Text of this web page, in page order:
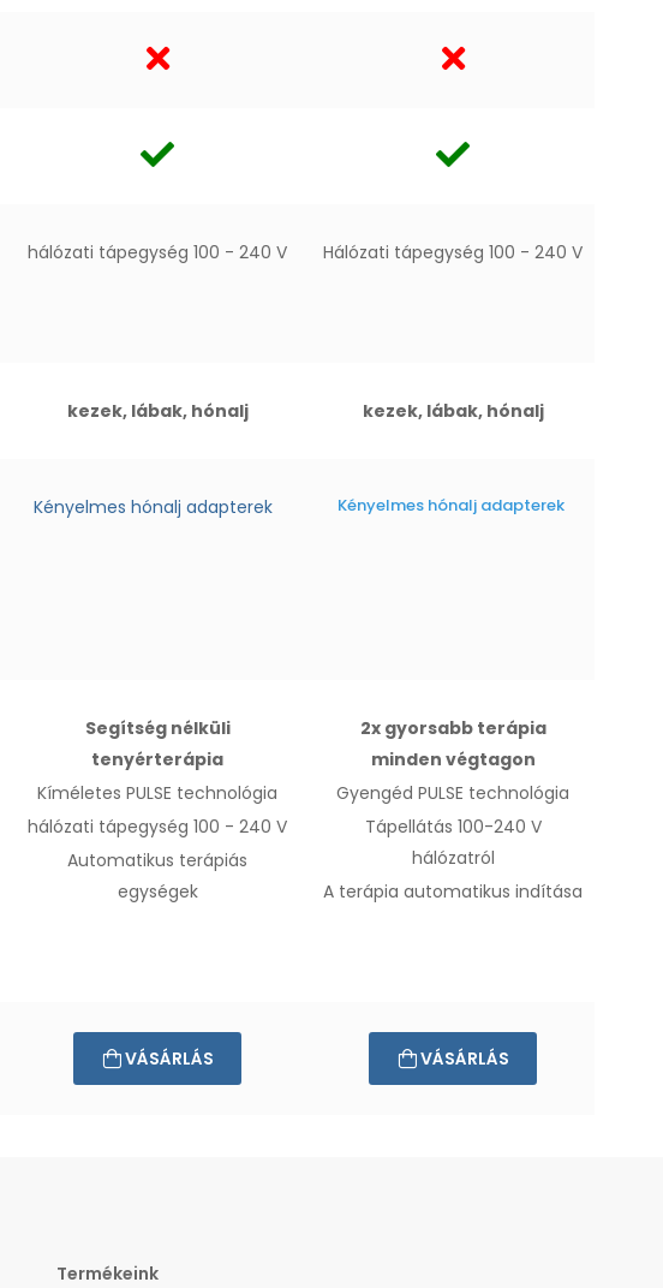
hálózati tápegység 100 - 240 V Hálózati tápegység 100 - 240 V
kezek, lábak, hónalj kezek, lábak, hónalj
Kényelmes hónalj adapterek Kényelmes hónalj adapterek
Segítség nélküli
tenyérterápia
Kíméletes PULSE technológia
hálózati tápegység 100 - 240 V
Automatikus terápiás
egységek
2x gyorsabb terápia
minden végtagon
Gyengéd PULSE technológia
Tápellátás 100-240 V
hálózatról
A terápia automatikus indítása
VÁSÁRLÁS VÁSÁRLÁS
Termékeink